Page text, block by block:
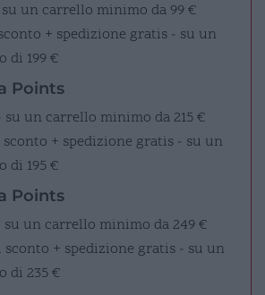
su un carrello minimo da 99 €
+ spedizione gratis - su un
di 199 €
Points
su un carrello minimo da 215 €
sconto + spedizione gratis - su un
di 195 €
Points
su un carrello minimo da 249 €
sconto + spedizione gratis - su un
di 235 €